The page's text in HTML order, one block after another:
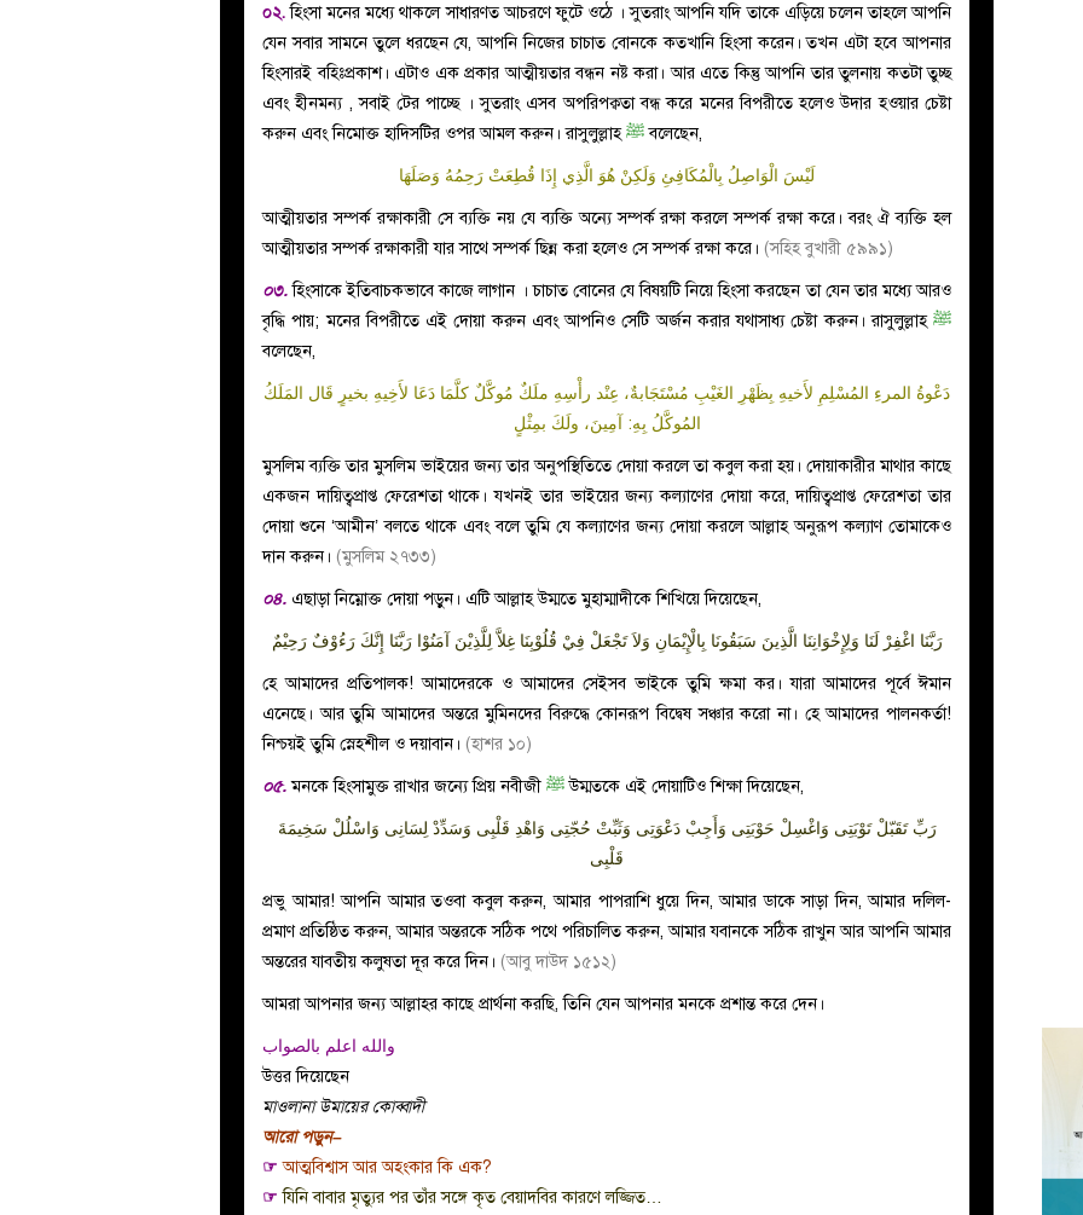
০২.হিংসা মনের মধ্যে থাকলে সাধারণত আচরণে ফুটে ওঠে । সুতরাং আপনি যদি তাকে এড়িয়ে চলেন তাহলে আপনি
যেন সবার সামনে তুলে ধরছেন যে, আপনি নিজের চাচাত বোনকে কতখানি হিংসা করেন। তখন এটা হবে আপনার
হিংসারই বহিঃপ্রকাশ। এটাও এক প্রকার আত্মীয়তার বন্ধন নষ্ট করা। আর এতে কিন্তু আপনি তার তুলনায় কতটা তুচ্ছ
এবং হীনমন্য , সবাই টের পাচ্ছে । সুতরাং এসব অপরিপক্বতা বন্ধ করে মনের বিপরীতে হলেও উদার হওয়ার চেষ্টা
করুন এবং নিমোক্ত হাদিসটির ওপর আমল করুন। রাসুলুল্লাহ
ﷺবলেছেন,
لَيْسَ الْوَاصِلُ بِالْمُكَافِئِ وَلَكِنْ هُوَ الَّذِي إِذَا قُطِعَتْ رَحِمُهُ وَصَلَهَا
আত্মীয়তার সম্পর্ক রক্ষাকারী সে ব্যক্তি নয় যে ব্যক্তি অন্যে সম্পর্ক রক্ষা করলে সম্পর্ক রক্ষা করে। বরং ঐ ব্যক্তি হল
আত্মীয়তার সম্পর্ক রক্ষাকারী যার সাথে সম্পর্ক ছিন্ন করা হলেও সে সম্পর্ক রক্ষা করে। (সহিহ বুখারী ৫৯৯১)
০৩.হিংসাকে ইতিবাচকভাবে কাজে লাগান । চাচাত বোনের যে বিষয়টি নিয়ে হিংসা করছেন তা যেন তার মধ্যে আরও
বৃদ্ধি পায়; মনের বিপরীতে এই দোয়া করুন এবং আপনিও সেটি অর্জন করার যথাসাধ্য চেষ্টা করুন। রাসুলুল্লাহ ﷺ
বলেছেন,
دَعْوةُ المرءِ المُسْلِمِ لأَخيهِ بِظَهْرِ الغَيْبِ مُسْتَجَابةٌ، عِنْد رأْسِهِ ملَكٌ مُوكَّلٌ كلَّمَا دَعَا لأَخِيهِ بخيرٍ قَال المَلَكُ
المُوكَّلُ بِهِ: آمِينَ، ولَكَ بمِثْلٍ
মুসলিম ব্যক্তি তার মুসলিম ভাইয়ের জন্য তার অনুপস্থিতিতে দোয়া করলে তা কবুল করা হয়। দোয়াকারীর মাথার কাছে
একজন দায়িত্বপ্রাপ্ত ফেরেশতা থাকে। যখনই তার ভাইয়ের জন্য কল্যাণের দোয়া করে, দায়িত্বপ্রাপ্ত ফেরেশতা তার
দোয়া শুনে ‘আমীন’ বলতে থাকে এবং বলে তুমি যে কল্যাণের জন্য দোয়া করলে আল্লাহ অনুরূপ কল্যাণ তোমাকেও
দান করুন। (মুসলিম ২৭৩৩)
০৪. এছাড়া নিম্নোক্ত দোয়া পড়ুন। এটি আল্লাহ উম্মতে মুহাম্মাদীকে শিখিয়ে দিয়েছেন,
رَبَّنَا اغْفِرْ لَنَا وَلِإِخْوَانِنَا الَّذِينَ سَبَقُونَا بِالْإِيْمَانِ وَلاَ تَجْعَلْ فِيْ قُلُوْبِنَا غِلاَّ لِلَّذِيْنَ آمَنُوْا رَبَّنَا إِنَّكَ رَءُوْفٌ رَحِيْمٌ
হে আমাদের প্রতিপালক! আমাদেরকে ও আমাদের সেইসব ভাইকে তুমি ক্ষমা কর। যারা আমাদের পূর্বে ঈমান
এনেছে। আর তুমি আমাদের অন্তরে মুমিনদের বিরুদ্ধে কোনরূপ বিদ্বেষ সঞ্চার করো না। হে আমাদের পালনকর্তা!
নিশ্চয়ই তুমি স্নেহশীল ও দয়াবান। (হাশর ১০)
০৫.মনকে হিংসামুক্ত রাখার জন্যে প্রিয় নবীজী ﷺউম্মতকে এই দোয়াটিও শিক্ষা দিয়েছেন,
رَبِّ تَقَبّلْ تَوْبَتِى وَاغْسِلْ حَوْبَتِى وَأَجِبْ دَعْوَتِى وَثَبِّتْ حُجّتِى وَاهْدِ قَلْبِى وَسَدِّدْ لِسَانِى وَاسْلُلْ سَخِيمَةَ
قَلْبِى
প্রভু আমার! আপনি আমার তওবা কবুল করুন, আমার পাপরাশি ধুয়ে দিন, আমার ডাকে সাড়া দিন, আমার দলিল-
প্রমাণ প্রতিষ্ঠিত করুন, আমার অন্তরকে সঠিক পথে পরিচালিত করুন, আমার যবানকে সঠিক রাখুন আর আপনি আমার
অন্তরের যাবতীয় কলুষতা দূর করে দিন। (আবু দাউদ ১৫১২)
আমরা আপনার জন্য আল্লাহর কাছে প্রার্থনা করছি, তিনি যেন আপনার মনকে প্রশান্ত করে দেন।
والله اعلم بالصواب
উত্তর দিয়েছেন
মাওলানা উমায়ের কোব্বাদী
আরো পড়ুন–
☞ আত্মবিশ্বাস আর অহংকার কি এক?
☞ যিনি বাবার মৃত্যুর পর তাঁর সঙ্গে কৃত বেয়াদবির কারণে লজ্জিত…